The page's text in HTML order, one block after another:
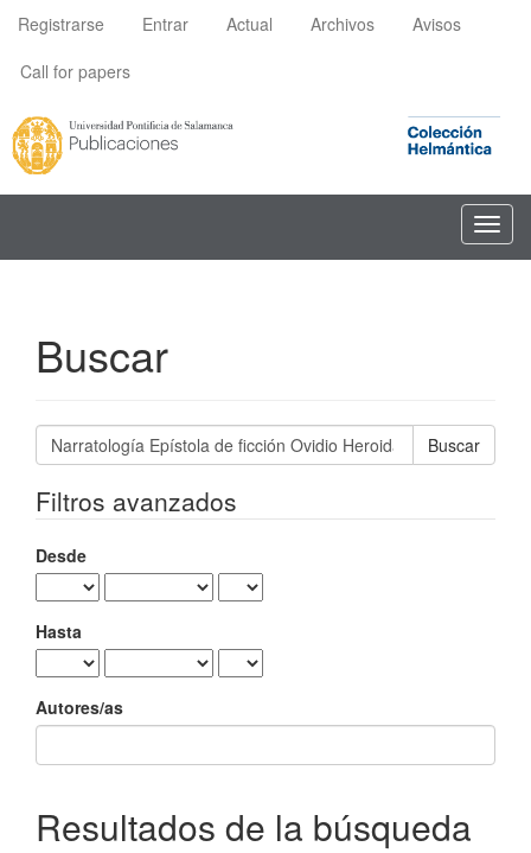
principal
principal
lateral
Registrarse Entrar Actual Archivos
Avisos
Call for papers
Buscar
Buscar
artículos
Filtros avanzados
Desde
Hasta
Autores/as
Resultados de la búsqueda